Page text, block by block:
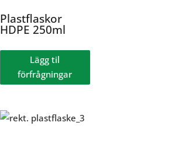
Plastflaskor
HDPE 250ml
Lägg til
förfrågningar